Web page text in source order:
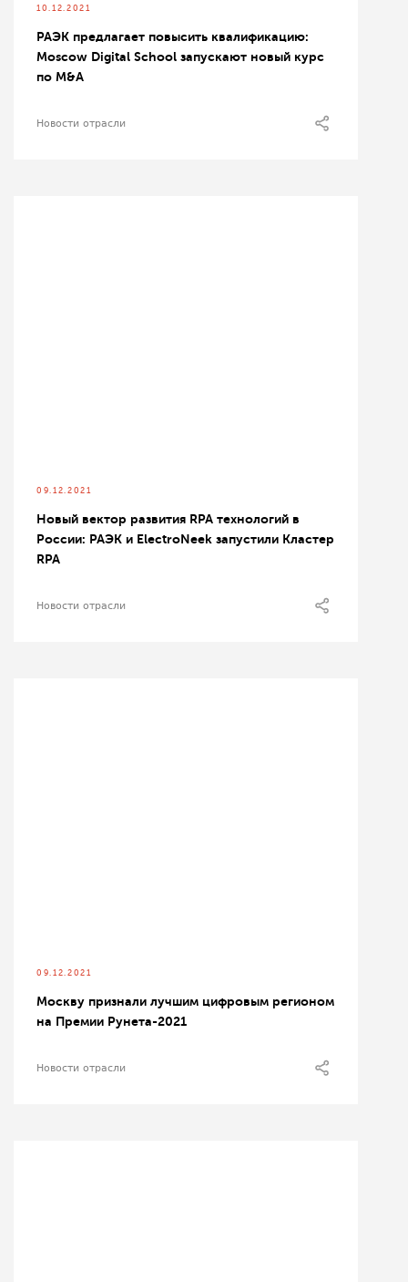
10.12.2021
РАЭК предлагает повысить квалификацию:
Moscow Digital School запускают новый курс
по M&A
Новости отрасли
09.12.2021
Новый вектор развития RPA технологий в
России: РАЭК и ElectroNeek запустили Кластер
RPA
Новости отрасли
09.12.2021
Москву признали лучшим цифровым регионом
на Премии Рунета-2021
Новости отрасли